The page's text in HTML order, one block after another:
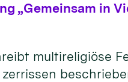
„Gemeinsam in
multireligiöse